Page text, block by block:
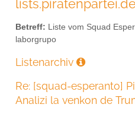
lists.piratenpartei.de
Betreff: Liste vom Squad
laborgrupo
Listenarchiv
Re: [squad-esperanto]
Analizi la venkon de